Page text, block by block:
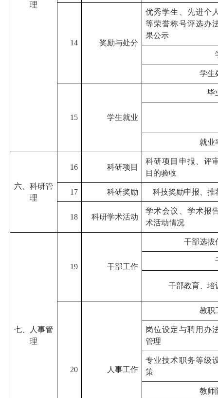
理
14 奖励与处分
优秀学生、先进个
等荣誉称号评选办
果公示
学生
15 学生就业
毕
就业
六、科研管
理
16 科研项目
科研项目申报、评
目的验收
17 科研奖励 科技奖励申报、推
18 科研学术活动
学术会议、学术报
术活动情况
七、人事管
理
19 干部工作
干部选拔
干部教育、培
20 人事工作
教职
岗位设定与聘用办
管理
专业技术职务等级
策
教师